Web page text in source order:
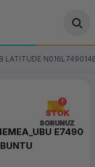
LATITUDE
STOK
SORUNUZ
E7490